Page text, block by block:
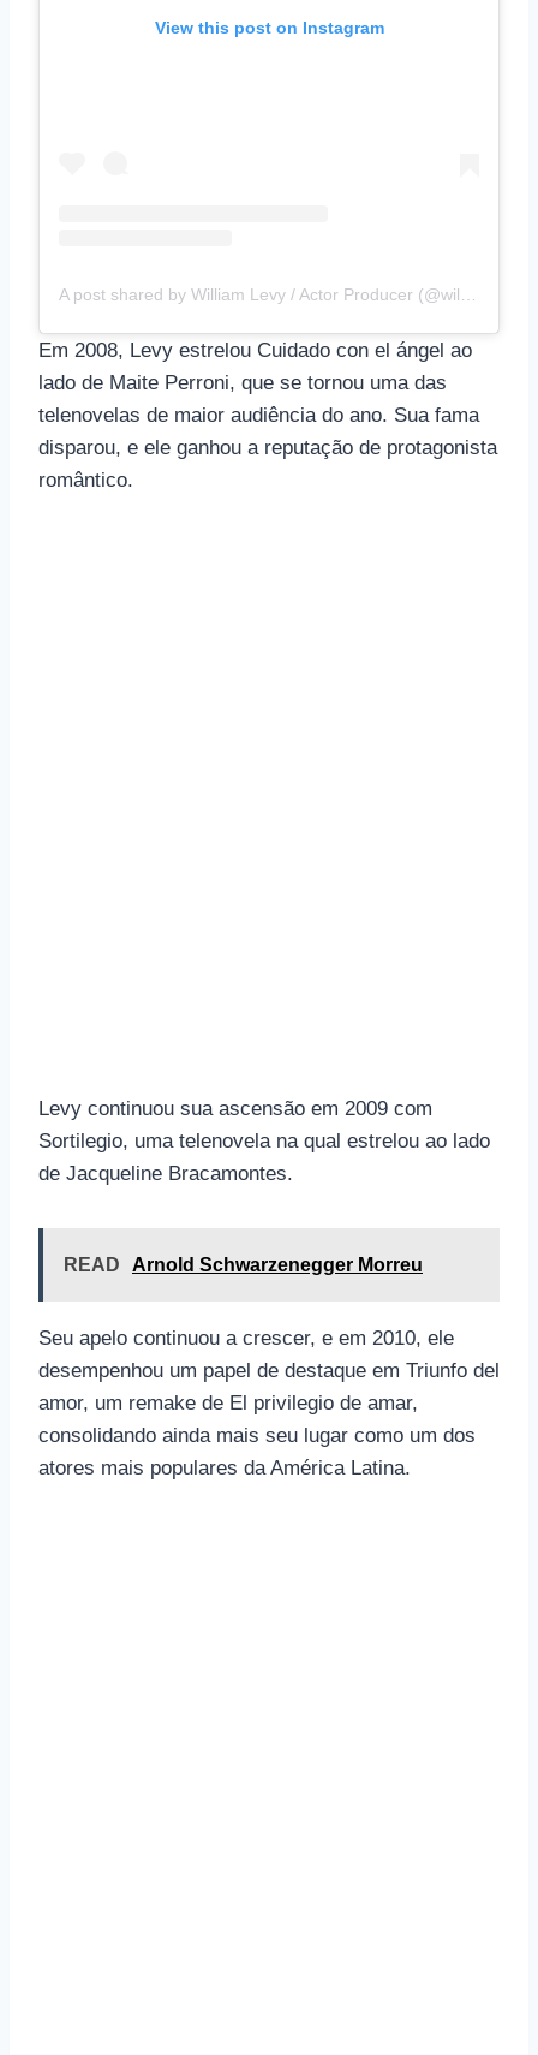
View this post on Instagram
A post shared by William Levy / Actor Producer (@willevy)
Em 2008, Levy estrelou Cuidado con el ángel ao
lado de Maite Perroni, que se tornou uma das
telenovelas de maior audiência do ano. Sua fama
disparou, e ele ganhou a reputação de protagonista
romântico.
Levy continuou sua ascensão em 2009 com
Sortilegio, uma telenovela na qual estrelou ao lado
de Jacqueline Bracamontes.
READ Arnold Schwarzenegger Morreu
Seu apelo continuou a crescer, e em 2010, ele
desempenhou um papel de destaque em Triunfo del
amor, um remake de El privilegio de amar,
consolidando ainda mais seu lugar como um dos
atores mais populares da América Latina.